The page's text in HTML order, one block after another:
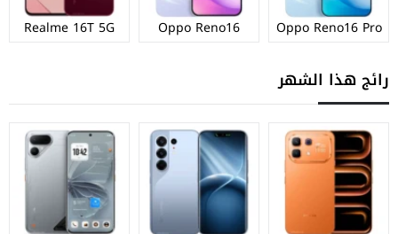
Oppo Reno16 Pro
Oppo Reno16
Realme 16T 5G
رائج هذا الشهر